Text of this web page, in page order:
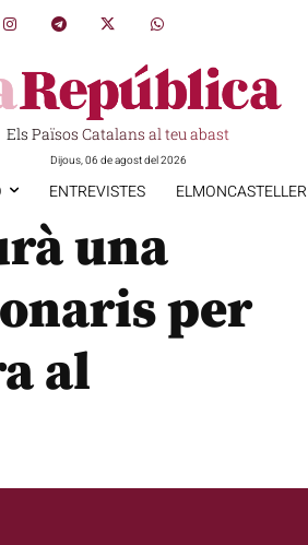
Els Països Catalans al teu abast
Dijous, 06 de agost del 2026
ENTREVISTES ELMONCASTELLER
una
per
al